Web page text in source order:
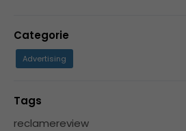
Categorie
Advertising
Tags
reclamereview